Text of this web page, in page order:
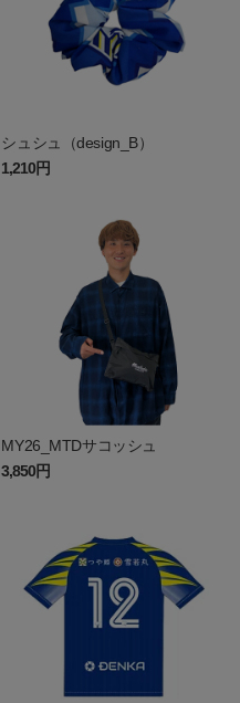
シュシュ（design_B）
1,210円
MY26_MTDサコッシュ
3,850円